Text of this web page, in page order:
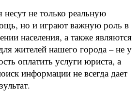
не только реальную
но и играют важную роль в
населения, а также являются
жителей нашего города – не у
оплатить услуги юриста, а
информации не всегда дает